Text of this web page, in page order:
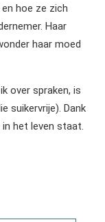
hoe ze zich
Haar
haar moed
over spraken, is
suikervrije). Dank
het leven staat.